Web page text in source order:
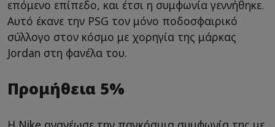
επόμενο επίπεδο, και έτσι η συμφωνία γεννήθηκε.
Αυτό έκανε την PSG τον μόνο ποδοσφαιρικό
σύλλογο στον κόσμο με χορηγία της μάρκας
Jordan στη φανέλα του.
Προμήθεια 5%